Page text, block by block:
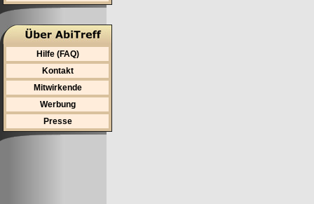
Hilfe (FAQ)
Kontakt
Mitwirkende
Werbung
Presse